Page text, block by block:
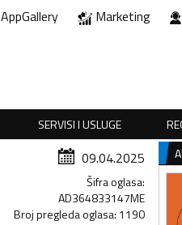
AppGallery Marketing
SERVISI I USLUGE
09.04.2025
Šifra oglasa:
AD364833147ME
Broj pregleda oglasa: 1190